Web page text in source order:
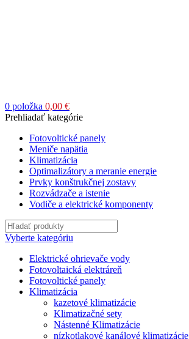
0 položka 0,00 €
Prehliadať kategórie
Fotovoltické panely
Meniče napätia
Klimatizácia
Optimalizátory a meranie energie
Prvky konštrukčnej zostavy
Rozvádzače a istenie
Vodiče a elektrické komponenty
Vyberte kategóriu
Elektrické ohrievače vody
Fotovoltaická elektráreň
Fotovoltické panely
Klimatizácia
kazetové klimatizácie
Klimatizačné sety
Nástenné Klimatizácie
nízkotlakové kanálové klimatizácie